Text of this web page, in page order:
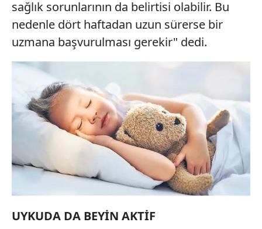
sağlık sorunlarının da belirtisi olabilir. Bu
nedenle dört haftadan uzun sürerse bir
uzmana başvurulması gerekir" dedi.
UYKUDA DA BEYİN AKTİF